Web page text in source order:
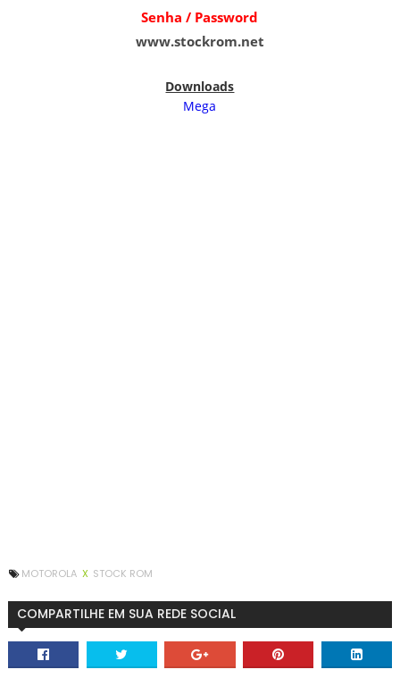
Senha / Password
www.stockrom.net
Downloads
Mega
MOTOROLA X STOCK ROM
COMPARTILHE EM SUA REDE SOCIAL